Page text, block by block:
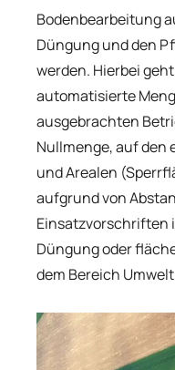
Bodenbearbeitung
Düngung und den
werden. Hierbei
automatisierte
ausgebrachten
Nullmenge, auf
und Arealen
aufgrund von
Einsatzvorschriften
Düngung oder
dem Bereich